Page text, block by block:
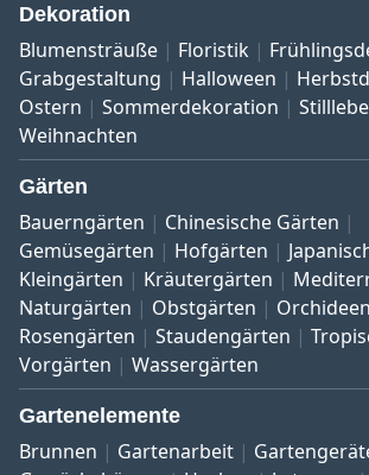
Dekoration
Blumensträuße Floristik
Grabgestaltung
Halloween
Ostern
Sommerdekoration
Weihnachten
Gärten
Bauerngärten
Chinesische Gärten
Gemüsegärten
Hofgärten
Kleingärten
Kräutergärten
Naturgärten
Obstgärten
Rosengärten
Staudengärten
Vorgärten
Wassergärten
Gartenelemente
Brunnen Gartenarbeit